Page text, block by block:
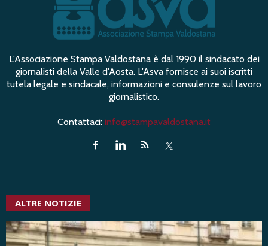
L'Associazione Stampa Valdostana è dal 1990 il sindacato dei
giornalisti della Valle d'Aosta. L'Asva fornisce ai suoi iscritti
tutela legale e sindacale, informazioni e consulenze sul lavoro
giornalistico.
Contattaci: info@stampavaldostana.it
ALTRE NOTIZIE